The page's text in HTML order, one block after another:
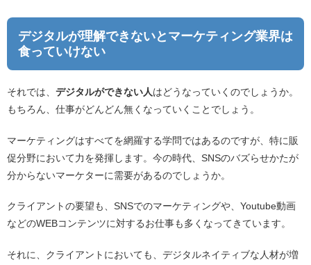
デジタルが理解できないとマーケティング業界は
食っていけない
それでは、 デジタルができない人はどうなっていくのでしょうか。
もちろん、仕事がどんどん無くなっていくことでしょう。
マーケティングはすべてを網羅する学問ではあるのですが、特に販
促分野において力を発揮します。今の時代、SNSのバズらせかたが
分からないマーケターに需要があるのでしょうか。
クライアントの要望も、SNSでのマーケティングや、Youtube動画
などのWEBコンテンツに対するお仕事も多くなってきています。
それに、クライアントにおいても、デジタルネイティブな人材が増